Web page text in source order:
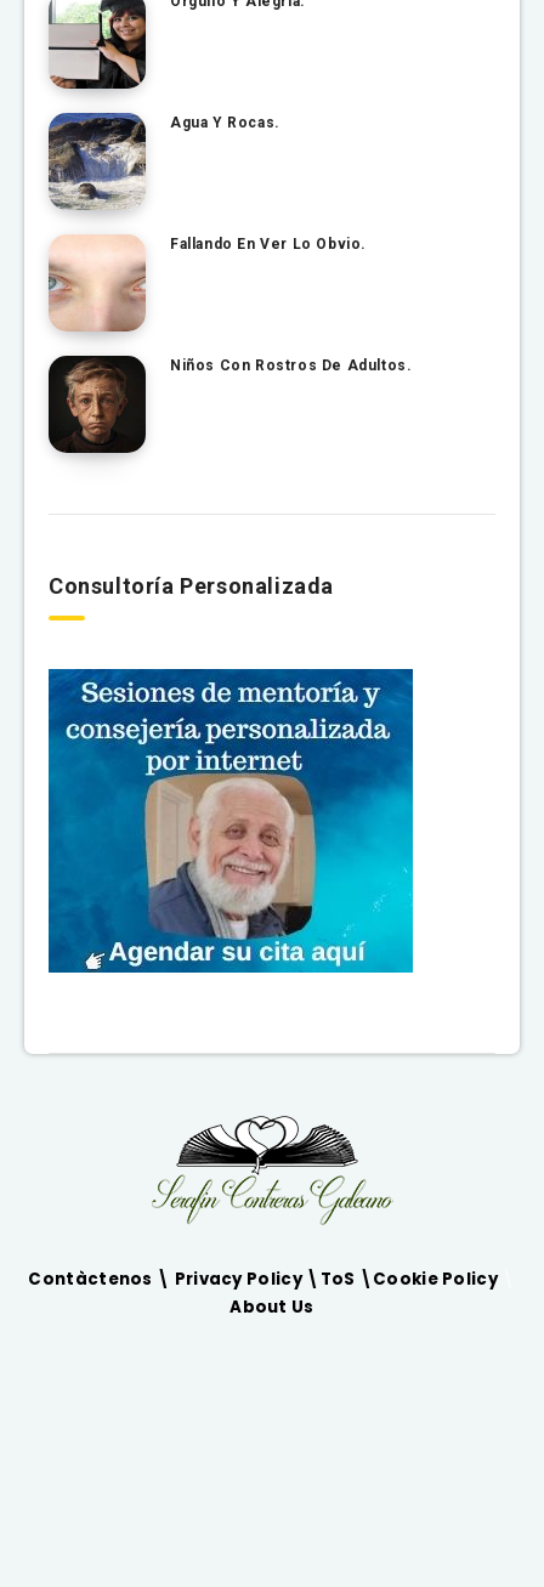
Agua Y Rocas.
Fallando En Ver Lo Obvio.
Niños Con Rostros De Adultos.
Consultoría Personalizada
Contàctenos \ Privacy Policy \ ToS \ Cookie Policy\
About Us